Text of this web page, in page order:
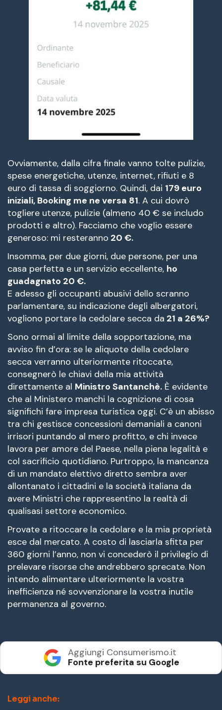
Ovviamente, dalla cifra finale vanno tolte pulizie,
spese energetiche, utenze, internet, rifiuti e 8
euro di tassa di soggiorno. Quindi, dai 179 euro
iniziali, Booking me ne versa 81. A cui dovrò
togliere utenze, pulizie (almeno 40 € se includo
prodotti e altro). Facciamo che voglio essere
generoso: mi resteranno 20 €.
Insomma, per due giorni, due persone, per una
casa perfetta e un servizio eccellente, ho
guadagnato 20 €.
E adesso gli occupanti abusivi dello scranno
parlamentare, su indicazione degli albergatori,
vogliono portare la cedolare secca da 21 a 26%?
Sono ormai al limite della sopportazione, ma
avviso fin d’ora: se le aliquote della cedolare
secca verranno ulteriormente ritoccate,
consegnerò le chiavi della mia attività
direttamente al Ministro Santanchè. È evidente
che al Ministero manchi la cognizione di cosa
significhi fare impresa turistica oggi. C’è un abisso
tra chi gestisce concessioni demaniali a canoni
irrisori puntando al mero profitto, e chi invece
lavora per amore del Paese, nella piena legalità e
col sacrificio quotidiano. Purtroppo, la mancanza
di un mandato elettivo diretto sembra aver
allontanato i cittadini e la società italiana da
avere Ministri che rappresentino la realtà di
qualisasi settore economico.
Provate a ritoccare la cedolare e la mia proprietà
esce dal mercato. A costo di lasciarla sfitta per
360 giorni l’anno, non vi concederò il privilegio di
prelevare risorse che andrebbero sprecate. Non
intendo alimentare ulteriormente la vostra
inefficienza né sovvenzionare la vostra inutile
permanenza al governo.
Aggiungi Consumerismo.it
Fonte preferita su Google
Leggi anche: